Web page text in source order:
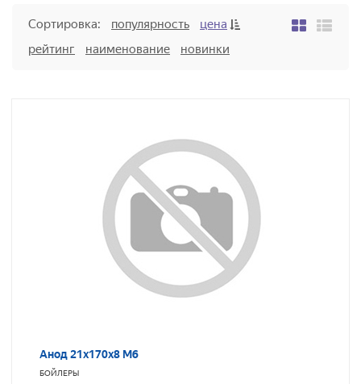
Сортировка: популярность
цена
рейтинг
наименование новинки
Анод 21х170х8 М6
БОЙЛЕРЫ